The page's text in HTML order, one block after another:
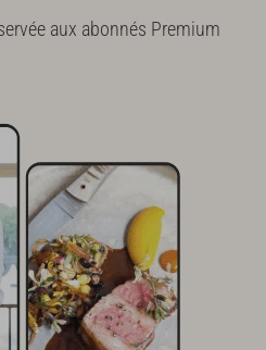
aux abonnés Premium